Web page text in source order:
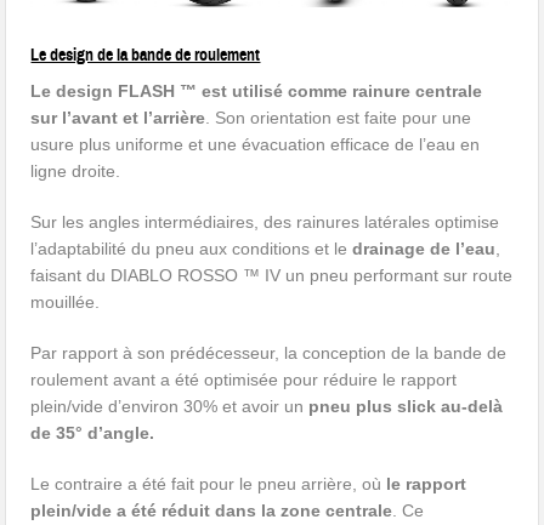
Le design de la bande de roulement
Le design FLASH ™ est utilisé comme rainure centrale
sur l’avant et l’arrière . Son orientation est faite pour une
usure plus uniforme et une évacuation efficace de l’eau en
ligne droite.
Sur les angles intermédiaires, des rainures latérales optimise
l’adaptabilité du pneu aux conditions et ledrainage de l’eau
faisant du DIABLO ROSSO ™ IV un pneu performant sur route
mouillée.
Par rapport à son prédécesseur, la conception de la bande de
roulement avant a été optimisée pour réduire le rapport
plein/vide d’environ 30% et avoir un pneu plus slick au-delà
de 35° d’angle.
Le contraire a été fait pour le pneu arrière, où le rapport
plein/vide a été réduit dans la zone centrale . Ce